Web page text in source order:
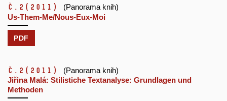
č.2 (2011)
(Panorama knih)
Us-Them-Me/Nous-Eux-Moi
PDF
č.2 (2011)
(Panorama knih)
Jiřina Malá: Stilistiche Textanalyse: Grundlagen und
Methoden